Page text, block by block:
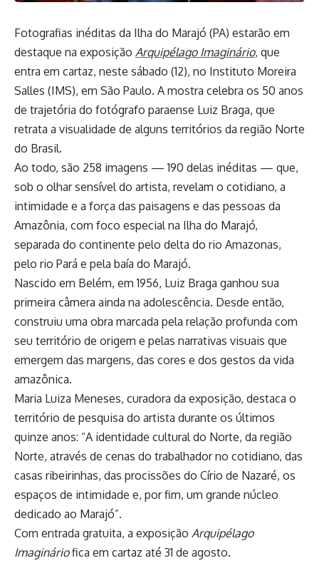
Fotografias inéditas da Ilha do Marajó (PA) estarão em
destaque na exposição Arquipélago Imaginário, que
entra em cartaz, neste sábado (12), no Instituto Moreira
Salles (IMS), em São Paulo. A mostra celebra os 50 anos
de trajetória do fotógrafo paraense Luiz Braga, que
retrata a visualidade de alguns territórios da região Norte
do Brasil.
Ao todo, são 258 imagens — 190 delas inéditas — que,
sob o olhar sensível do artista, revelam o cotidiano, a
intimidade e a força das paisagens e das pessoas da
Amazônia, com foco especial na Ilha do Marajó,
separada do continente pelo delta do rio Amazonas,
pelo rio Pará e pela baía do Marajó.
Nascido em Belém, em 1956, Luiz Braga ganhou sua
primeira câmera ainda na adolescência. Desde então,
construiu uma obra marcada pela relação profunda com
seu território de origem e pelas narrativas visuais que
emergem das margens, das cores e dos gestos da vida
amazônica.
Maria Luiza Meneses, curadora da exposição, destaca o
território de pesquisa do artista durante os últimos
quinze anos: “A identidade cultural do Norte, da região
Norte, através de cenas do trabalhador no cotidiano, das
casas ribeirinhas, das procissões do Círio de Nazaré, os
espaços de intimidade e, por fim, um grande núcleo
dedicado ao Marajó”.
Com entrada gratuita, a exposição Arquipélago
Imagináriofica em cartaz até 31 de agosto.